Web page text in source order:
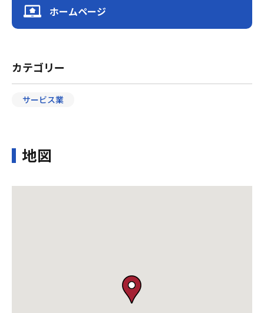
ホームページ
カテゴリー
サービス業
地図